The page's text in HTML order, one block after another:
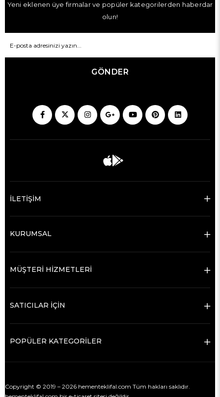
Yeni eklenen üye firmalar ve popüler kategorilerden haberdar
olun!
GÖNDER
İLETİŞİM
KURUMSAL
MÜŞTERİ HİZMETLERİ
SATICILAR İÇİN
POPÜLER KATEGORİLER
Copyright © 2019 – 2026 hementeklifal.com Tüm hakları saklıdır.